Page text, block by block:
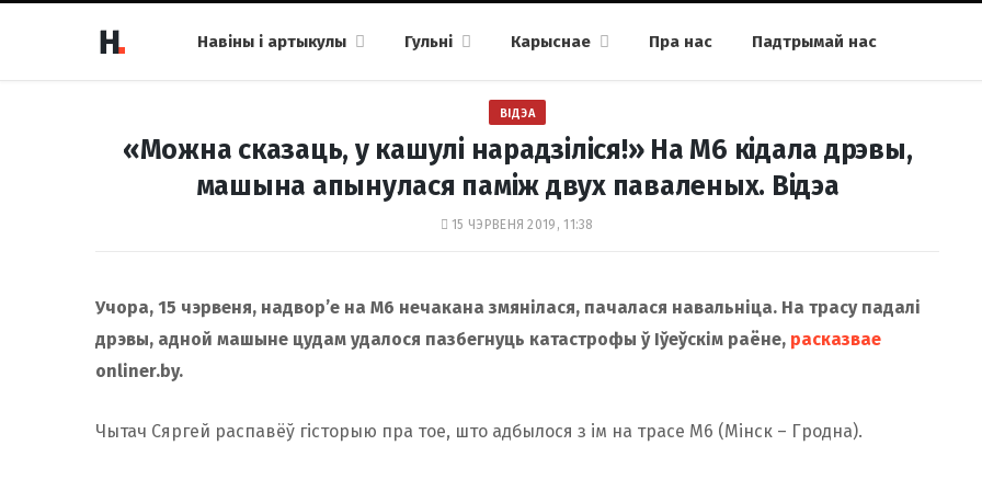
Навіны і артыкулы Гульні Карыснае Пра нас Падтрымай нас
ВІДЭА
«Можна сказаць, у кашулі нарадзіліся!» На М6 кідала дрэвы,
машына апынулася паміж двух паваленых. Відэа
15 ЧЭРВЕНЯ 2019, 11:38
Учора, 15 чэрвеня, надвор’е на М6 нечакана змянілася, пачалася навальніца. На трасу падалі
дрэвы, адной машыне цудам удалося пазбегнуць катастрофы ў Іўеўскім раёне, расказвае
onliner.by.
Чытач Сяргей распавёў гісторыю пра тое, што адбылося з ім на трасе М6 (Мінск – Гродна).